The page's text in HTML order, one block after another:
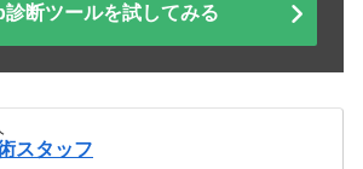
診断ツールを試してみる
スタッフ